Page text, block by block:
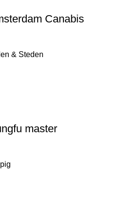
Canabis
& Steden
master